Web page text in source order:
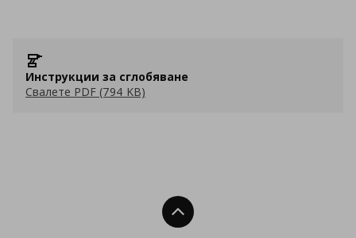
Инструкции за сглобяване
Свалете PDF (794 KB)
Нагоре